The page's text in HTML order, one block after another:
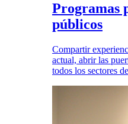
Programas
públicos
Compartir
actual, abrir las
todos los sectores